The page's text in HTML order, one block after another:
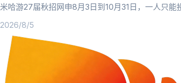
米哈游27届秋招网申8月3日到10月31日，一人只能
2026/8/5